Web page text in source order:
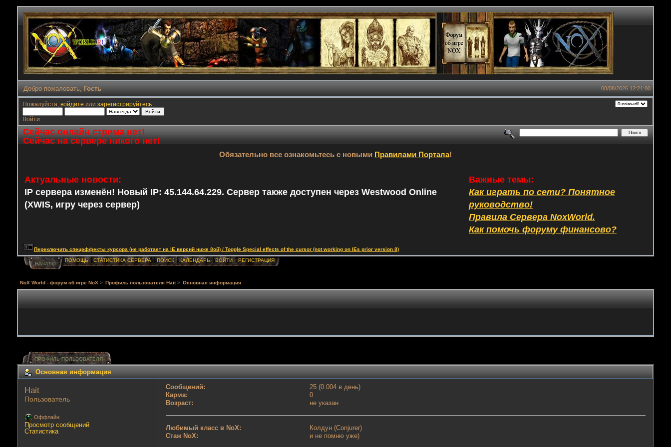
08/08/2026 12:21:00
Добро пожаловать, Гость
Пожалуйста, войдите или зарегистрируйтесь.
Войти
Сейчас онлайн стрима нет!
Сейчас на сервере никого нет!
Обязательно все ознакомьтесь с новыми Правилами Портала!
Актуальные новости:
IP сервера изменён! Новый IP: 45.144.64.229. Сервер также доступен через Westwood Online
(XWIS, игру через сервер)
Важные темы:
Как играть по сети? Понятное
руководство!
Правила Сервера NoxWorld.
Как помочь форуму финансово?
Переключить спецэффекты курсора (не работает на IE версий ниже 8ой) / Toggle Special effects of the cursor (not working on IEs prior version 8)
НАЧАЛО
ПОМОЩЬ СТАТИСТИКА СЕРВЕРА ПОИСК КАЛЕНДАРЬ ВОЙТИ РЕГИСТРАЦИЯ
NoX World - форум об игре NoX > Профиль пользователя Hait> Основная информация
ПРОФИЛЬ ПОЛЬЗОВАТЕЛЯ
Основная информация
Hait
Пользователь
Оффлайн
Просмотр сообщений
Статистика
Сообщений:
25 (0.004 в день)
Карма:
0
Возраст:
не указан
Любимый класс в NoX:
Колдун (Conjurer)
Стаж NoX:
и не помню уже)